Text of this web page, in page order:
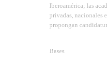
Iberoamérica; las
privadas, nacionales
propongan
Bases